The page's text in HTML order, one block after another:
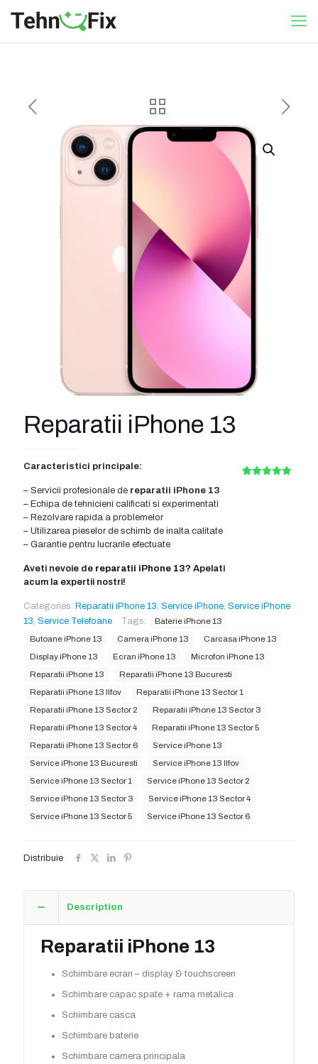
Reparatii iPhone 13
Caracteristici principale:
– Servicii profesionale de reparatii iPhone 13
– Echipa de tehnicieni calificati si experimentati
– Rezolvare rapida a problemelor
– Utilizarea pieselor de schimb de inalta calitate
– Garantie pentru lucrarile efectuate
Aveti nevoie de reparatii iPhone 13? Apelati
acum la expertii nostri!
Categories: Reparatii iPhone 13, Service iPhone, Service iPhone
13, Service Telefoane Tags: Baterie iPhone 13
Butoane iPhone 13 Camera iPhone 13 Carcasa iPhone 13
Display iPhone 13 Ecran iPhone 13 Microfon iPhone 13
Reparatii iPhone 13 Reparatii iPhone 13 Bucuresti
Reparatii iPhone 13 Ilfov Reparatii iPhone 13 Sector 1
Reparatii iPhone 13 Sector 2 Reparatii iPhone 13 Sector 3
Reparatii iPhone 13 Sector 4 Reparatii iPhone 13 Sector 5
Reparatii iPhone 13 Sector 6 Service iPhone 13
Service iPhone 13 Bucuresti Service iPhone 13 Ilfov
Service iPhone 13 Sector 1 Service iPhone 13 Sector 2
Service iPhone 13 Sector 3 Service iPhone 13 Sector 4
Service iPhone 13 Sector 5 Service iPhone 13 Sector 6
Distribuie
Description
Reparatii iPhone 13
Schimbare ecran – display & touchscreen
Schimbare capac spate + rama metalica
Schimbare casca
Schimbare baterie
Schimbare camera principala